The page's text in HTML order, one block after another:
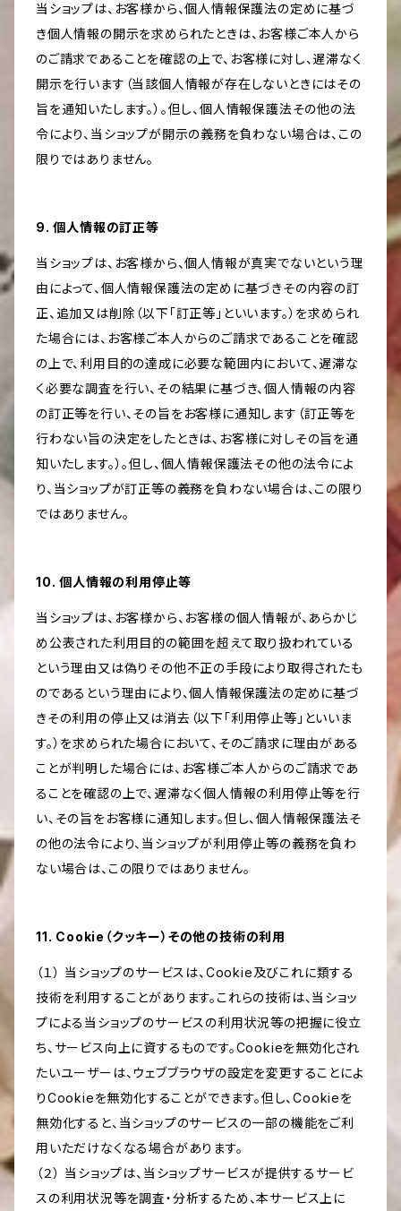
当ショップは、お客様から、個人情報保護法の定めに基づ
き個人情報の開示を求められたときは、お客様ご本人から
のご請求であることを確認の上で、お客様に対し、遅滞なく
開示を行います（当該個人情報が存在しないときにはその
旨を通知いたします。）。但し、個人情報保護法その他の法
令により、当ショップが開示の義務を負わない場合は、この
限りではありません。
9. 個人情報の訂正等
当ショップは、お客様から、個人情報が真実でないという理
由によって、個人情報保護法の定めに基づきその内容の訂
正、追加又は削除（以下「訂正等」といいます。）を求められ
た場合には、お客様ご本人からのご請求であることを確認
の上で、利用目的の達成に必要な範囲内において、遅滞な
く必要な調査を行い、その結果に基づき、個人情報の内容
の訂正等を行い、その旨をお客様に通知します（訂正等を
行わない旨の決定をしたときは、お客様に対しその旨を通
知いたします。）。但し、個人情報保護法その他の法令によ
り、当ショップが訂正等の義務を負わない場合は、この限り
ではありません。
10. 個人情報の利用停止等
当ショップは、お客様から、お客様の個人情報が、あらかじ
め公表された利用目的の範囲を超えて取り扱われている
という理由又は偽りその他不正の手段により取得されたも
のであるという理由により、個人情報保護法の定めに基づ
きその利用の停止又は消去（以下「利用停止等」といいま
す。）を求められた場合において、そのご請求に理由がある
ことが判明した場合には、お客様ご本人からのご請求であ
ることを確認の上で、遅滞なく個人情報の利用停止等を行
い、その旨をお客様に通知します。但し、個人情報保護法そ
の他の法令により、当ショップが利用停止等の義務を負わ
ない場合は、この限りではありません。
11. Cookie（クッキー）その他の技術の利用
（１） 当ショップのサービスは、Cookie及びこれに類する
技術を利用することがあります。これらの技術は、当ショッ
プによる当ショップのサービスの利用状況等の把握に役立
ち、サービス向上に資するものです。Cookieを無効化され
たいユーザーは、ウェブブラウザの設定を変更することによ
りCookieを無効化することができます。但し、Cookieを
無効化すると、当ショップのサービスの一部の機能をご利
用いただけなくなる場合があります。
（２） 当ショップは、当ショップサービスが提供するサービ
スの利用状況等を調査・分析するため、本サービス上に